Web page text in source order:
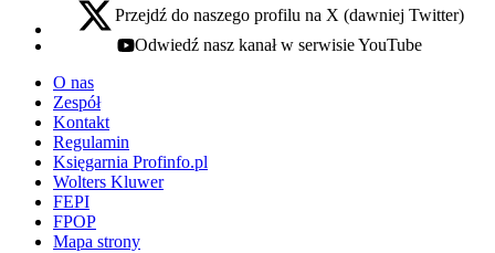
x - otwiera się w nowej karcie
Przejdź do naszego profilu na X (dawniej Twitter)
youtube - otwiera się w nowej karcie
Odwiedź nasz kanał w serwisie YouTube
O nas
Zespół
Kontakt
Regulamin
Księgarnia Profinfo.pl
Wolters Kluwer
FEPI
FPOP
Mapa strony